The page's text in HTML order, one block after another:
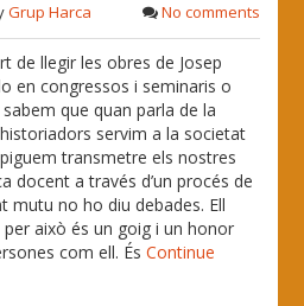
Grup Harca No comments
de llegir les obres de Josep
en congressos i seminaris o
que quan parla de la
servim a la societat
transmetre els nostres
docent a través d’un procés de
mutu no ho diu debades. Ell
per això és un goig i un honor
com ell. ÉsContinue